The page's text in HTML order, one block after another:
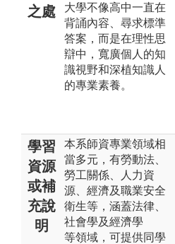
之處
大學不像高中一直在
背誦內容、尋求標準
答案，而是在理性思
辯中，寬廣個人的知
識視野和深植知識人
的專業素養。
學習
資源
或補
充說
明
本系師資專業領域相
當多元，有勞動法、
勞工關係、人力資
源、經濟及職業安全
衛生等，涵蓋法律、
社會學及經濟學
等領域，可提供同學